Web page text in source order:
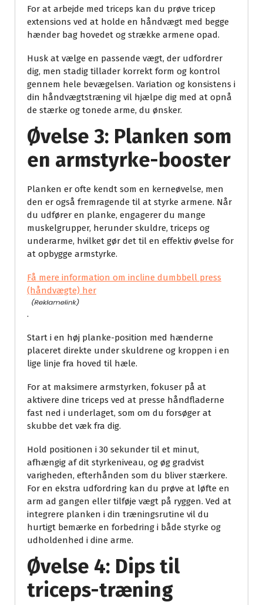
For at arbejde med triceps kan du prøve tricep
extensions ved at holde en håndvægt med begge
hænder bag hovedet og strække armene opad.
Husk at vælge en passende vægt, der udfordrer
dig, men stadig tillader korrekt form og kontrol
gennem hele bevægelsen. Variation og konsistens i
din håndvægtstræning vil hjælpe dig med at opnå
de stærke og tonede arme, du ønsker.
Øvelse 3: Planken som
en armstyrke-booster
Planken er ofte kendt som en kerneøvelse, men
den er også fremragende til at styrke armene. Når
du udfører en planke, engagerer du mange
muskelgrupper, herunder skuldre, triceps og
underarme, hvilket gør det til en effektiv øvelse for
at opbygge armstyrke.
Få mere information om incline dumbbell press
(håndvægte) her
.
Start i en høj planke-position med hænderne
placeret direkte under skuldrene og kroppen i en
lige linje fra hoved til hæle.
For at maksimere armstyrken, fokuser på at
aktivere dine triceps ved at presse håndfladerne
fast ned i underlaget, som om du forsøger at
skubbe det væk fra dig.
Hold positionen i 30 sekunder til et minut,
afhængig af dit styrkeniveau, og øg gradvist
varigheden, efterhånden som du bliver stærkere.
For en ekstra udfordring kan du prøve at løfte en
arm ad gangen eller tilføje vægt på ryggen. Ved at
integrere planken i din træningsrutine vil du
hurtigt bemærke en forbedring i både styrke og
udholdenhed i dine arme.
Øvelse 4: Dips til
triceps-træning